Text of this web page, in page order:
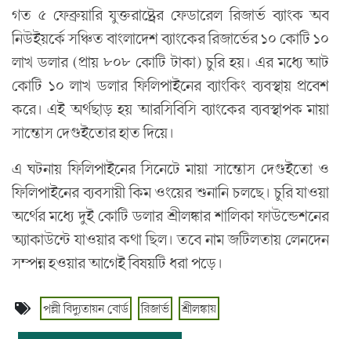
গত ৫ ফেব্রুয়ারি যুক্তরাষ্ট্রের ফেডারেল রিজার্ভ ব্যাংক অব
নিউইয়র্কে সঞ্চিত বাংলাদেশ ব্যাংকের রিজার্ভের ১০ কোটি ১০
লাখ ডলার (প্রায় ৮০৮ কোটি টাকা) চুরি হয়। এর মধ্যে আট
কোটি ১০ লাখ ডলার ফিলিপাইনের ব্যাংকিং ব্যবস্থায় প্রবেশ
করে। এই অর্থছাড় হয় আরসিবিসি ব্যাংকের ব্যবস্থাপক মায়া
সান্তোস দেগুইতোর হাত দিয়ে।
এ ঘটনায় ফিলিপাইনের সিনেটে মায়া সান্তোস দেগুইতো ও
ফিলিপাইনের ব্যবসায়ী কিম ওংয়ের শুনানি চলছে। চুরি যাওয়া
অর্থের মধ্যে দুই কোটি ডলার শ্রীলঙ্কার শালিকা ফাউন্ডেশনের
অ্যাকাউন্টে যাওয়ার কথা ছিল। তবে নাম জটিলতায় লেনদেন
সম্পন্ন হওয়ার আগেই বিষয়টি ধরা পড়ে।
পল্লী বিদ্যুতায়ন বোর্ড রিজার্ভ শ্রীলঙ্কায়